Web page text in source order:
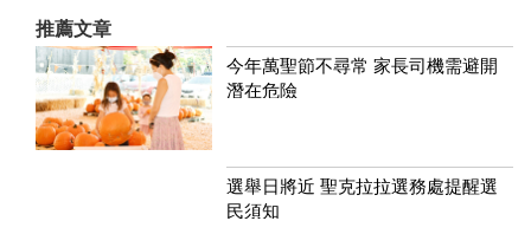
推薦文章
今年萬聖節不尋常 家長司機需避開
潛在危險
選舉日將近 聖克拉拉選務處提醒選
民須知